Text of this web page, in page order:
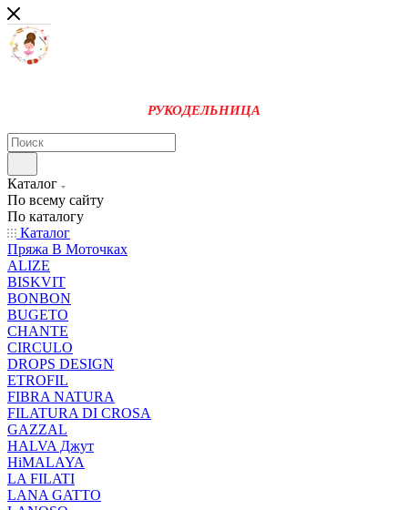
РУКОДЕЛЬНИЦА
Каталог
По всему сайту
По каталогу
Каталог
Пряжа В Моточках
ALIZE
BISKVIT
BONBON
BUGETO
CHANTE
CIRCULO
DROPS DESIGN
ETROFIL
FIBRA NATURA
FILATURA DI CROSA
GAZZAL
HALVA Джут
HiMALAYA
LA FILATI
LANA GATTO